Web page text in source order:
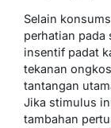
Selain
perhatian
insentif padat
tekanan
tantangan
Jika stimulus
tambahan